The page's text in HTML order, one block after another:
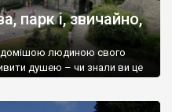
парк і, звичайно,
людиною свого
душею – чи знали ви це